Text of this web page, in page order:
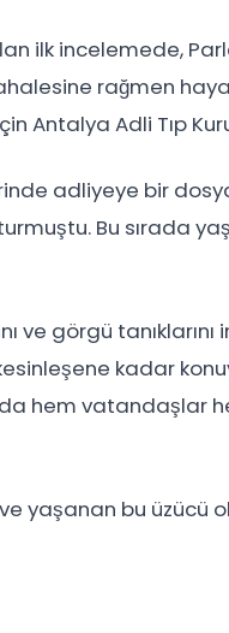
ilk incelemede,
rağmen
Antalya Adli Tıp
adliyeye bir
Bu sırada
görgü tanıklarını
kadar
hem
yaşanan bu üzücü